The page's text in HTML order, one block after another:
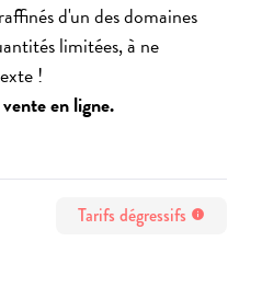
d'un des domaines
limitées, à ne
!
en ligne.
Tarifs dégressifs info